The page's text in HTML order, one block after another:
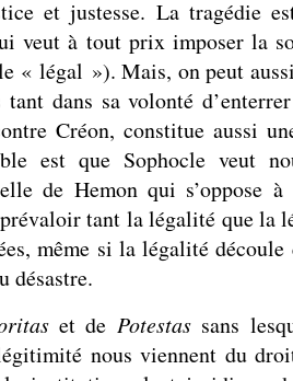
et justesse. La tragédie
veut à tout prix imposer la
« légal »). Mais, on peut
tant dans sa volonté
Créon, constitue aussi
est que Sophocle veut
de Hemon qui s’oppose
tant la légalité que la
même si la légalité
désastre.
et de Potestassans
nous viennent du